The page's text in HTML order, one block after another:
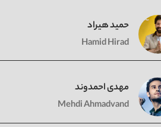
حمید هیراد
Hamid Hirad
مهدی احمدوند
Mehdi Ahmadvand